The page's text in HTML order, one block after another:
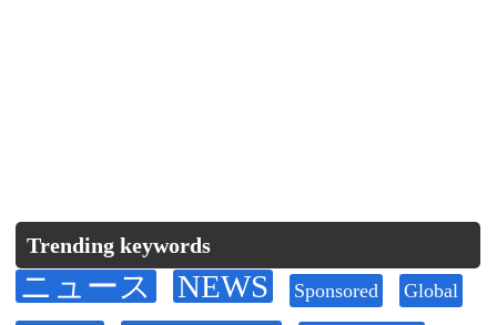
Trending keywords
ニュース NEWS Sponsored Global